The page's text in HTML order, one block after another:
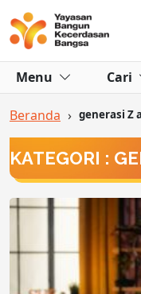
Menu Cari
Beranda › generasi Z
KATEGORI :